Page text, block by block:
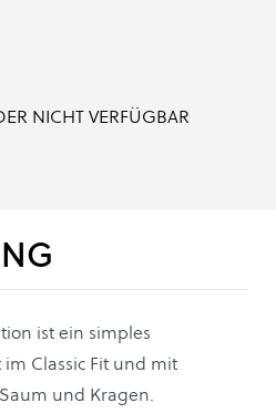
NICHT VERFÜGBAR
ist ein simples
Classic Fit und mit
und Kragen.